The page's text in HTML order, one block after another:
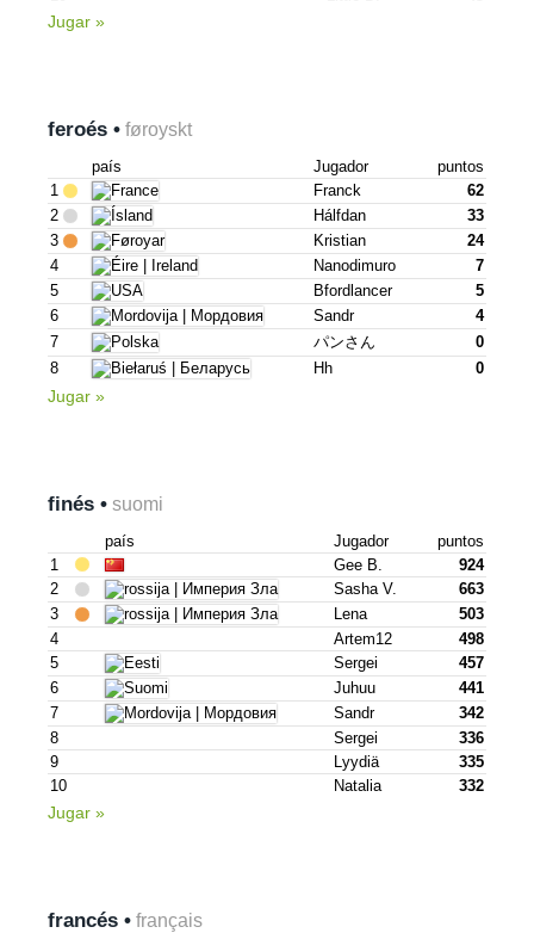
Jugar »
feroés • føroyskt
país Jugador
puntos
1
Franck
62
2
Hálfdan
33
3
Kristian
24
4
Nanodimuro
7
5
Bfordlancer
5
6
Sandr
4
7
パンさん
0
8
Hh 0
Jugar »
finés • suomi
país Jugador
puntos
1
Gee B.
924
2
Sasha V.
663
3
Lena
503
4
Artem12
498
5
Sergei
457
6
Juhuu
441
7
Sandr
342
8
Sergei
336
9
Lyydiä
335
10
Natalia 332
Jugar »
francés • français